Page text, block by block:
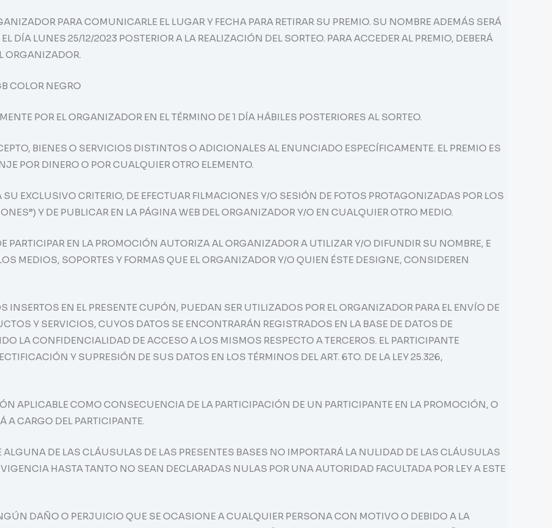
PARA COMUNICARLE EL LUGAR Y FECHA PARA RETIRAR SU PREMIO. SU NOMBRE ADEMÁS SERÁ
DÍA LUNES 25/12/2023 POSTERIOR A LA REALIZACIÓN DEL SORTEO. PARA ACCEDER AL PREMIO, DEBERÁ
ORGANIZADOR.
COLOR NEGRO
POR EL ORGANIZADOR EN EL TÉRMINO DE 1 DÍA HÁBILES POSTERIORES AL SORTEO.
BIENES O SERVICIOS DISTINTOS O ADICIONALES AL ENUNCIADO ESPECÍFICAMENTE. EL PREMIO ES
POR DINERO O POR CUALQUIER OTRO ELEMENTO.
SU EXCLUSIVO CRITERIO, DE EFECTUAR FILMACIONES Y/O SESIÓN DE FOTOS PROTAGONIZADAS POR LOS
Y DE PUBLICAR EN LA PÁGINA WEB DEL ORGANIZADOR Y/O EN CUALQUIER OTRO MEDIO.
PARTICIPAR EN LA PROMOCIÓN AUTORIZA AL ORGANIZADOR A UTILIZAR Y/O DIFUNDIR SU NOMBRE, E
MEDIOS, SOPORTES Y FORMAS QUE EL ORGANIZADOR Y/O QUIEN ÉSTE DESIGNE, CONSIDEREN
INSERTOS EN EL PRESENTE CUPÓN, PUEDAN SER UTILIZADOS POR EL ORGANIZADOR PARA EL ENVÍO DE
Y SERVICIOS, CUYOS DATOS SE ENCONTRARÁN REGISTRADOS EN LA BASE DE DATOS DE
LA CONFIDENCIALIDAD DE ACCESO A LOS MISMOS RESPECTO A TERCEROS. EL PARTICIPANTE
Y SUPRESIÓN DE SUS DATOS EN LOS TÉRMINOS DEL ART. 6TO. DE LA LEY 25.326,
APLICABLE COMO CONSECUENCIA DE LA PARTICIPACIÓN DE UN PARTICIPANTE EN LA PROMOCIÓN, O
A CARGO DEL PARTICIPANTE.
DE LAS CLÁUSULAS DE LAS PRESENTES BASES NO IMPORTARÁ LA NULIDAD DE LAS CLÁUSULAS
HASTA TANTO NO SEAN DECLARADAS NULAS POR UNA AUTORIDAD FACULTADA POR LEY A ESTE
DAÑO O PERJUICIO QUE SE OCASIONE A CUALQUIER PERSONA CON MOTIVO O DEBIDO A LA